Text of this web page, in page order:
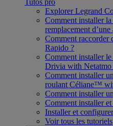
Tutos pro
Explorer Legrand
Comment installer
remplacement
Comment raccorder
Rapido ?
Comment installer
Drivia with Netatmo
Comment installer
roulant Céliane™
Comment installer
Comment installer
Installer et
Voir tous les tutoriels